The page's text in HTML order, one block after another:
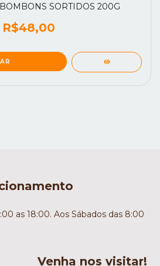
SORTIDOS 200G
R$48,00
as 18:00. Aos Sábados das 8:00
Venha nos visitar!